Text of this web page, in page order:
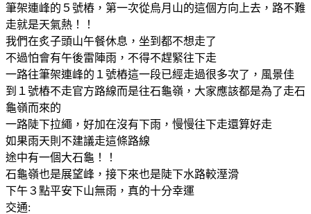
筆架連峰的５號樁，第一次從烏月山的這個方向上去，路不難
走就是天氣熱！！
我們在炙子頭山午餐休息，坐到都不想走了
不過怕會有午後雷陣雨，不得不趕緊往下走
一路往筆架連峰的１號樁這一段已經走過很多次了，風景佳
到１號樁不走官方路線而是往石龜嶺，大家應該都是為了走石
龜嶺而來的
一路陡下拉繩，好加在沒有下雨，慢慢往下走還算好走
如果雨天則不建議走這條路線
途中有一個大石龜！！
石龜嶺也是展望峰，接下來也是陡下水路較溼滑
下午３點平安下山無雨，真的十分幸運
交通: